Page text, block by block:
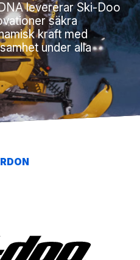
Sprängskisser
Nya fordon
Fordon i lager
Verkstad
levererar Ski-Doo
säkra
kraft med
under alla